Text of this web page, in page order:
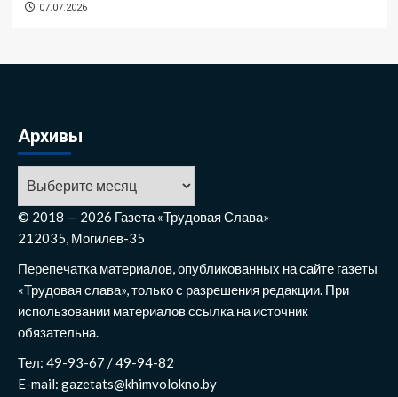
07.07.2026
Архивы
© 2018 — 2026 Газета «Трудовая Слава»
212035, Могилев-35
Перепечатка материалов, опубликованных на сайте газеты
«Трудовая слава», только с разрешения редакции. При
использовании материалов ссылка на источник
обязательна.
Тел: 49-93-67 / 49-94-82
E-mail: gazetats@khimvolokno.by